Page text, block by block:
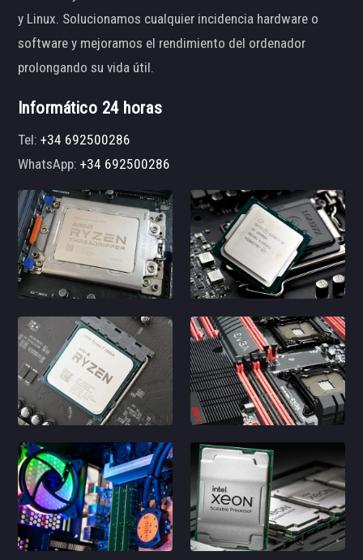
y Linux. Solucionamos cualquier incidencia hardware o
software y mejoramos el rendimiento del ordenador
prolongando su vida útil.
Informático 24 horas
Tel:+34 692500286
WhatsApp:+34 692500286